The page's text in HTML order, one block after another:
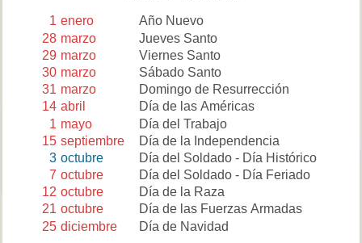
1 enero
Año Nuevo
28 marzo
Jueves Santo
29 marzo
Viernes Santo
30 marzo
Sábado Santo
31 marzo
Domingo de Resurrección
14 abril
Día de las Américas
1 mayo
Día del Trabajo
15 septiembre
Día de la Independencia
3 octubre
Día del Soldado - Día Histórico
7 octubre
Día del Soldado - Día Feriado
12 octubre
Día de la Raza
21 octubre
Día de las Fuerzas Armadas
25 diciembre Día de Navidad